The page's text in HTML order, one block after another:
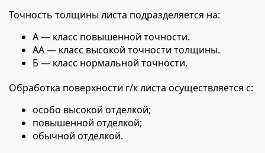
Точность толщины листа подразделяется на:
А — класс повышенной точности.
АА — класс высокой точности толщины.
Б — класс нормальной точности.
Обработка поверхности г/к листа осуществляется с:
особо высокой отделкой;
повышенной отделкой;
обычной отделкой.